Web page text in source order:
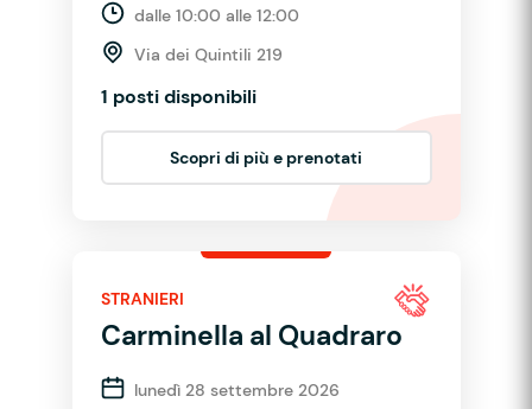
dalle 10:00 alle 12:00
Via dei Quintili 219
1 posti disponibili
Scopri di più e prenotati
STRANIERI
Carminella al Quadraro
lunedì 28 settembre 2026